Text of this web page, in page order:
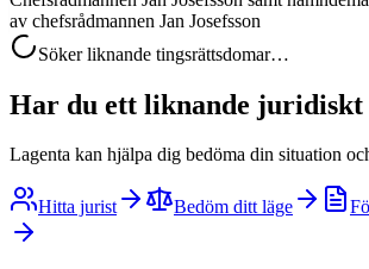
av chefsrådmannen Jan Josefsson
Söker liknande tingsrättsdomar…
Har du ett liknande juridiskt
Lagenta kan hjälpa dig bedöma din situation
Hitta jurist Bedöm ditt läge